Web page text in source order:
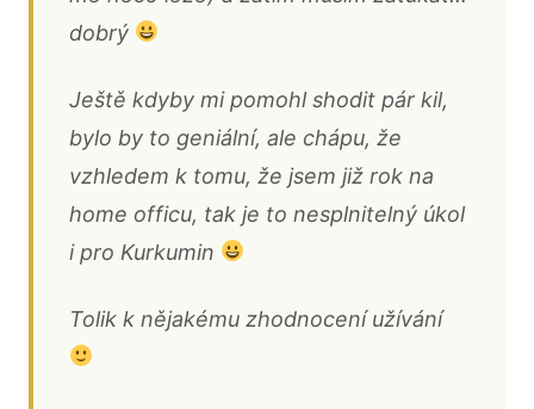
dobrý
Ještě kdyby mi pomohl shodit pár kil,
bylo by to geniální, ale chápu, že
vzhledem k tomu, že jsem již rok na
home officu, tak je to nesplnitelný úkol
i pro Kurkumin
Tolik k nějakému zhodnocení užívání